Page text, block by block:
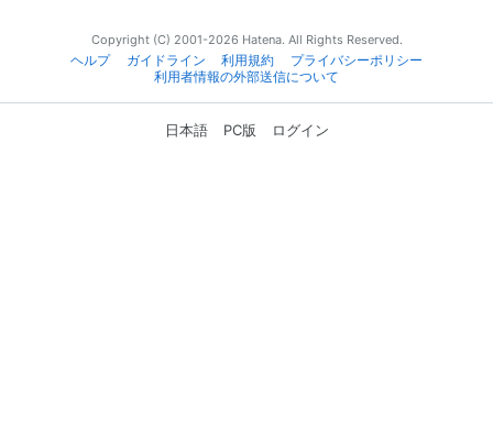
Copyright (C) 2001-2026 Hatena. All Rights Reserved.
ヘルプ
ガイドライン 利用規約
プライバシーポリシー
利用者情報の外部送信について
日本語 PC版 ログイン